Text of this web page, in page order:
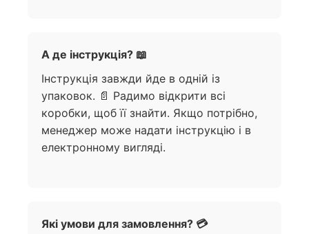
А де інструкція? 📖
Інструкція завжди йде в одній із
упаковок. 📄 Радимо відкрити всі
коробки, щоб її знайти. Якщо потрібно,
менеджер може надати інструкцію і в
електронному вигляді.
Які умови для замовлення? 💳